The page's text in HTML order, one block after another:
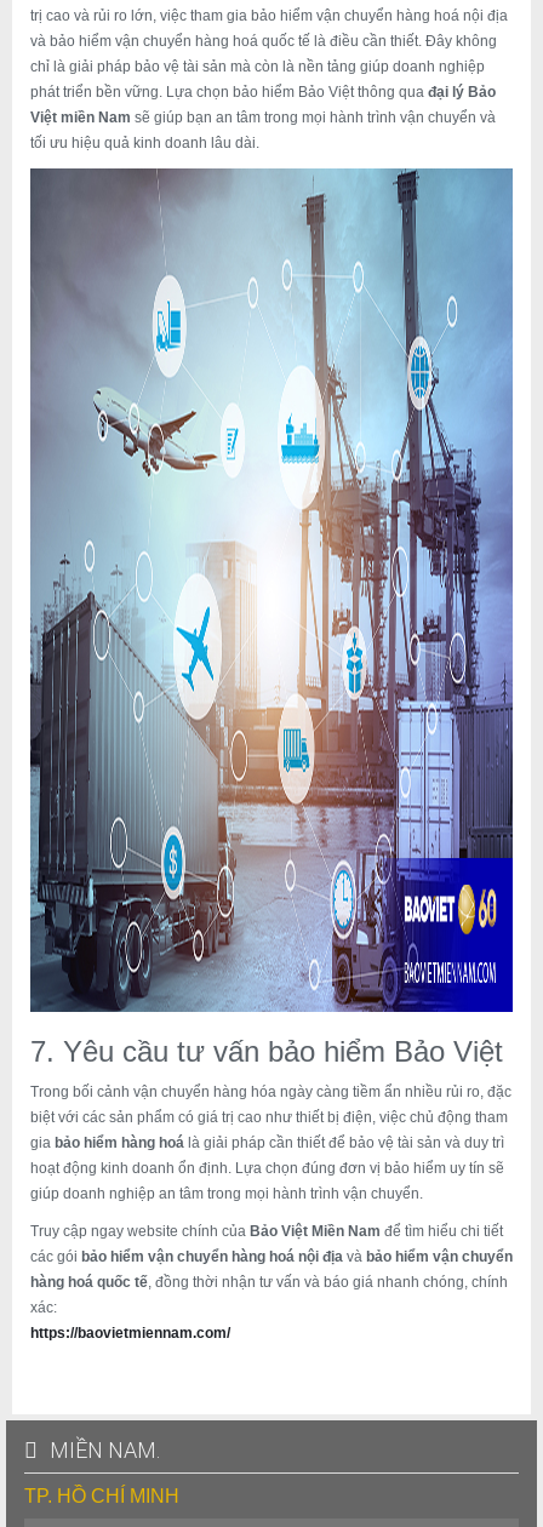
trị cao và rủi ro lớn, việc tham gia bảo hiểm vận chuyển hàng hoá nội địa
và bảo hiểm vận chuyển hàng hoá quốc tế là điều cần thiết. Đây không
chỉ là giải pháp bảo vệ tài sản mà còn là nền tảng giúp doanh nghiệp
phát triển bền vững. Lựa chọn bảo hiểm Bảo Việt thông qua đại lý Bảo
Việt miền Nam sẽ giúp bạn an tâm trong mọi hành trình vận chuyển và
tối ưu hiệu quả kinh doanh lâu dài.
7. Yêu cầu tư vấn bảo hiểm Bảo Việt
Trong bối cảnh vận chuyển hàng hóa ngày càng tiềm ẩn nhiều rủi ro, đặc
biệt với các sản phẩm có giá trị cao như thiết bị điện, việc chủ động tham
gia bảo hiểm hàng hoá là giải pháp cần thiết để bảo vệ tài sản và duy trì
hoạt động kinh doanh ổn định. Lựa chọn đúng đơn vị bảo hiểm uy tín sẽ
giúp doanh nghiệp an tâm trong mọi hành trình vận chuyển.
Truy cập ngay website chính của Bảo Việt Miền Nam để tìm hiểu chi tiết
các gói bảo hiểm vận chuyển hàng hoá nội địa và bảo hiểm vận chuyển
hàng hoá quốc tế, đồng thời nhận tư vấn và báo giá nhanh chóng, chính
xác:
https://baovietmiennam.com/
MIỀN NAM.
TP. HỒ CHÍ MINH